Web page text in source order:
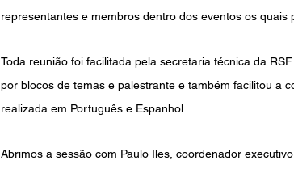
representantes e membros dentro dos eventos os quais
Toda reunião foi facilitada pela secretaria técnica da
por blocos de temas e palestrante e também facilitou a
realizada em Português e Espanhol.
Abrimos a sessão com Paulo Iles, coordenador